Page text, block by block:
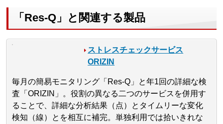
「Res-Q」と関連する製品
ストレスチェックサービス
ORIZIN
毎月の簡易モニタリング「Res-Q」と年1回の詳細な検
査「ORIZIN」。役割の異なる二つのサービスを併用す
ることで、詳細な分析結果（点）とタイムリーな変化
検知（線）とを相互に補完。単独利用では拾いきれな